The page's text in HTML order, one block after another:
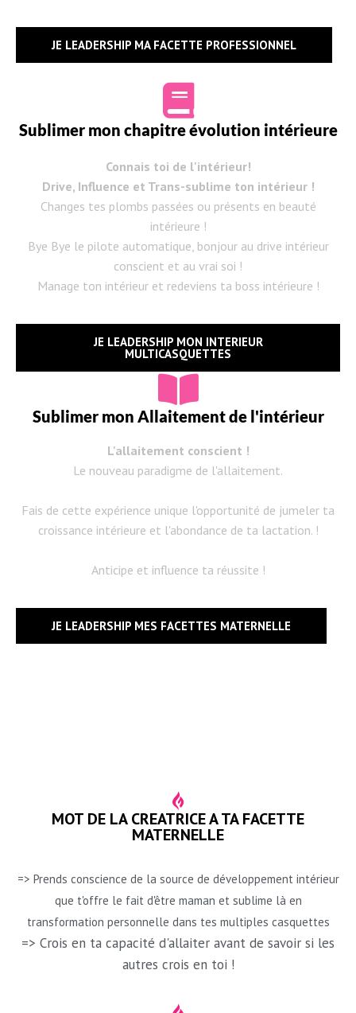
JE LEADERSHIP MA FACETTE PROFESSIONNEL
Sublimer mon chapitre évolution intérieure
Connais toi de l'intérieur!
Drive, Influence et Trans-sublime ton intérieur !
Changes tes plombs passées ou présents en beauté
intérieure !
Bye Bye le pilote automatique, bonjour au drive intérieur
conscient et au vrai soi !
Manage ton intérieur et redeviens ta boss intérieure !
JE LEADERSHIP MON INTERIEUR
MULTICASQUETTES
Sublimer mon Allaitement de l'intérieur
L'allaitement conscient !
Le nouveau paradigme de l'allaitement.
Fais de cette expérience unique l'opportunité de jumeler ta
croissance intérieure et l'abondance de ta lactation. !
Anticipe et influence ta réussite !
JE LEADERSHIP MES FACETTES MATERNELLE
MOT DE LA CREATRICE A TA FACETTE
MATERNELLE
=> Prends conscience de la source de développement intérieur
que t'offre le fait d'être maman et sublime là en
transformation personnelle dans tes multiples casquettes
=> Crois en ta capacité d'allaiter avant de savoir si les
autres crois en toi !